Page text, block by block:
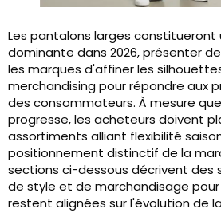
Les pantalons larges
dominante dans 2026, présenter
les marques d'affiner les
merchandising pour répondre aux
des consommateurs. À mesure
progresse, les acheteurs doivent
assortiments alliant flexibilité
positionnement distinctif de la
sections ci-dessous décrivent des
de style et de marchandisage
restent alignées sur l'évolution de